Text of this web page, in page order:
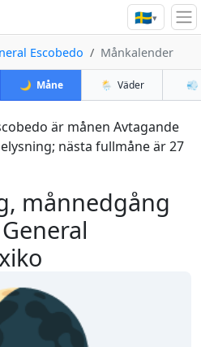
🇸🇪▾
Escobedo Månkalender
🌙 Måne 🌦️ Väder 💨
månnedgång
är månen Avtagande
nästa fullmåne är 27